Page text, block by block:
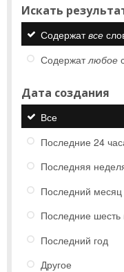
Искать
Содержатвсе
Содержатлюбое
Дата создания
Все
Последние 24
Последняя
Последний месяц
Последние шесть
Последний год
Другое